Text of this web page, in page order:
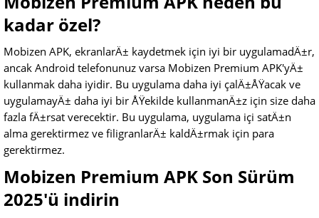
kadar özel?
Mobizen APK, ekranlarÄ± kaydetmek için iyi bir uygulamadÄ±r,
ancak Android telefonunuz varsa Mobizen Premium APK'yÄ±
kullanmak daha iyidir. Bu uygulama daha iyi çalÄ±ÅŸacak ve
uygulamayÄ± daha iyi bir ÅŸekilde kullanmanÄ±z için size daha
fazla fÄ±rsat verecektir. Bu uygulama, uygulama içi satÄ±n
alma gerektirmez ve filigranlarÄ± kaldÄ±rmak için para
gerektirmez.
Mobizen Premium APK Son Sürüm
2025'ü indirin